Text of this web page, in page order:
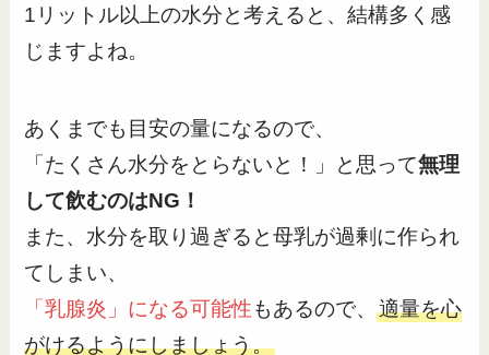
1リットル以上の水分と考えると、結構多く感
じますよね。
あくまでも目安の量になるので、
「たくさん水分をとらないと！」と思って無理
して飲むのはNG！
また、水分を取り過ぎると母乳が過剰に作られ
てしまい、
「乳腺炎」になる可能性もあるので、適量を心
がけるようにしましょう。